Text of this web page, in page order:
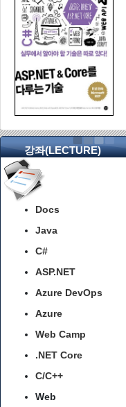
강좌(LECTURE)
Docs
Java
C#
ASP.NET
Azure DevOps
Azure
Web Camp
.NET Core
C/C++
Web